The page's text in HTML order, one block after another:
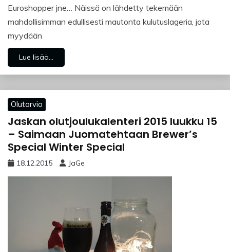
Euroshopper jne… Näissä on lähdetty tekemään
mahdollisimman edullisesti mautonta kulutuslageria, jota
myydään
Lue lisää...
Olutarvio
Jaskan olutjoulukalenteri 2015 luukku 15
– Saimaan Juomatehtaan Brewer’s
Special Winter Special
18.12.2015 JaGe